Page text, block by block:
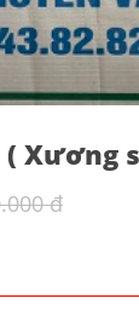
Xương
đ